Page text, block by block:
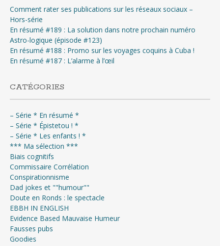
Comment rater ses publications sur les réseaux sociaux –
Hors-série
En résumé #189 : La solution dans notre prochain numéro
Astro-logique (épisode #123)
En résumé #188 : Promo sur les voyages coquins à Cuba !
En résumé #187 : L’alarme à l’œil
CATÉGORIES
– Série * En résumé *
– Série * Épistetou ! *
– Série * Les enfants ! *
*** Ma sélection ***
Biais cognitifs
Commissaire Corrélation
Conspirationnisme
Dad jokes et ""humour""
Doute en Ronds : le spectacle
EBBH IN ENGLISH
Evidence Based Mauvaise Humeur
Fausses pubs
Goodies